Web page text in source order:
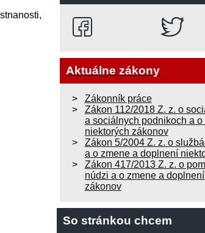
Aktuálne zákony
Zákonník práce
Zákon 112/2018 Z. z. o
a sociálnych podnikoch a
niektorých zákonov
Zákon 5/2004 Z. z. o
a o zmene a doplnení
Zákon 417/2013 Z. z. o
núdzi a o zmene a
zákonov
So stránkou chcem